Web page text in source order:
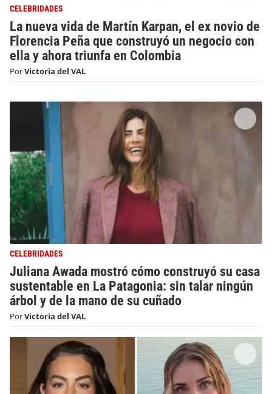
CELEBRIDADES
La nueva vida de Martín Karpan, el ex novio de
Florencia Peña que construyó un negocio con
ella y ahora triunfa en Colombia
PorVictoria del VAL
CELEBRIDADES
Juliana Awada mostró cómo construyó su casa
sustentable en La Patagonia: sin talar ningún
árbol y de la mano de su cuñado
PorVictoria del VAL